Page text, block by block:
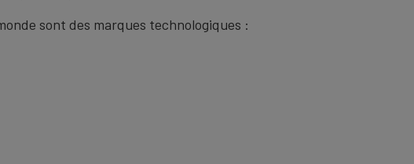
sont des marques technologiques :